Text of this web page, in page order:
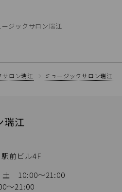
ージックサロン瑞江
サロン瑞江 ミュージックサロン瑞江
瑞江
前ビル4F
土 10:00～21:00
～21:00